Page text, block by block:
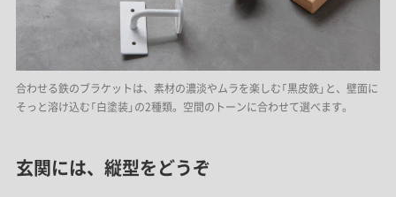
合わせる鉄のブラケットは、素材の濃淡やムラを楽しむ「黒皮鉄」と、壁面に
そっと溶け込む「白塗装」の2種類。空間のトーンに合わせて選べます。
玄関には、縦型をどうぞ